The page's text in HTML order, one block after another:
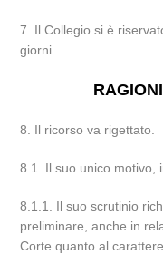
7. Il Collegio si è
giorni.
RAGIONI
8. Il ricorso va rigettato.
8.1. Il suo unico motivo,
8.1.1. Il suo scrutinio
preliminare, anche in
Corte quanto al